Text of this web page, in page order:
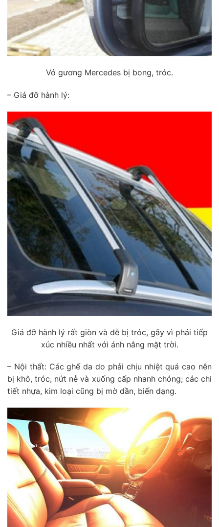
Vỏ gương Mercedes bị bong, tróc.
– Giá đỡ hành lý:
Giá đỡ hành lý rất giòn và dễ bị tróc, gãy vì phải tiếp
xúc nhiều nhất với ánh nắng mặt trời.
– Nội thất: Các ghế da do phải chịu nhiệt quá cao nên
bị khô, tróc, nứt nẻ và xuống cấp nhanh chóng; các chi
tiết nhựa, kim loại cũng bị mờ dần, biến dạng.